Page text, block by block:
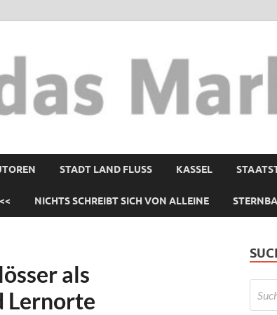
STADT LAND FLUSS KASSEL
NICHTS SCHREIBT SICH VON ALLEINE
als
Lernorte